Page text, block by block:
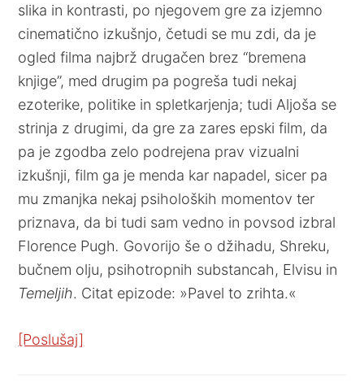
slika in kontrasti, po njegovem gre za izjemno
cinematično izkušnjo, četudi se mu zdi, da je
ogled filma najbrž drugačen brez “bremena
knjige”, med drugim pa pogreša tudi nekaj
ezoterike, politike in spletkarjenja; tudi Aljoša se
strinja z drugimi, da gre za zares epski film, da
pa je zgodba zelo podrejena prav vizualni
izkušnji, film ga je menda kar napadel, sicer pa
mu zmanjka nekaj psiholoških momentov ter
priznava, da bi tudi sam vedno in povsod izbral
Florence Pugh. Govorijo še o džihadu, Shreku,
bučnem olju, psihotropnih substancah, Elvisu in
Temeljih. Citat epizode: »Pavel to zrihta.«
[Poslušaj]